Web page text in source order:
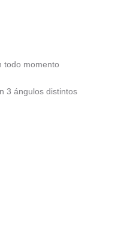
todo momento
3 ángulos distintos